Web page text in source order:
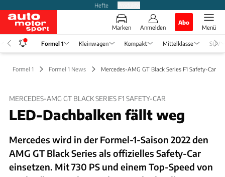
Hefte
Marken Anmelden
Abo
Menü
Formel 1 Kleinwagen Kompakt Mittelklasse SUV
Formel 1 Formel 1 News Mercedes-AMG GT Black Series F1 Safety-Car
MERCEDES-AMG GT BLACK SERIES F1 SAFETY-CAR
LED-Dachbalken fällt weg
Mercedes wird in der Formel-1-Saison 2022 den
AMG GT Black Series als offizielles Safety-Car
einsetzen. Mit 730 PS und einem Top-Speed von